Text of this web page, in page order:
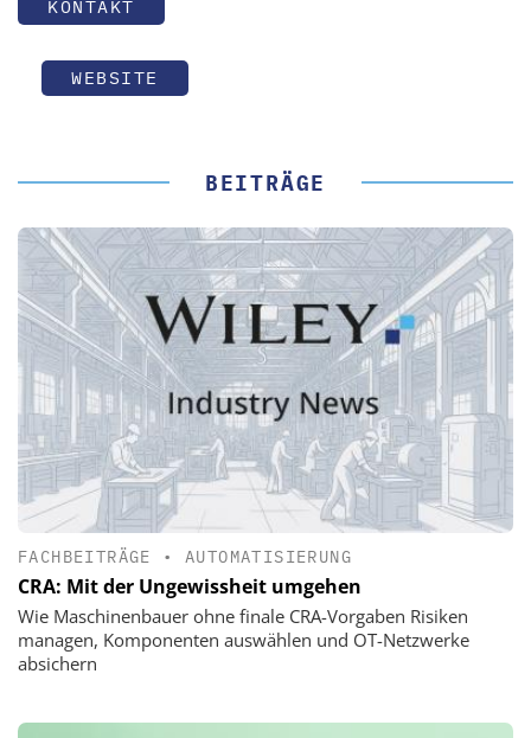
KONTAKT
WEBSITE
BEITRÄGE
FACHBEITRÄGE •AUTOMATISIERUNG
CRA: Mit der Ungewissheit umgehen
Wie Maschinenbauer ohne finale CRA-Vorgaben Risiken
managen, Komponenten auswählen und OT-Netzwerke
absichern